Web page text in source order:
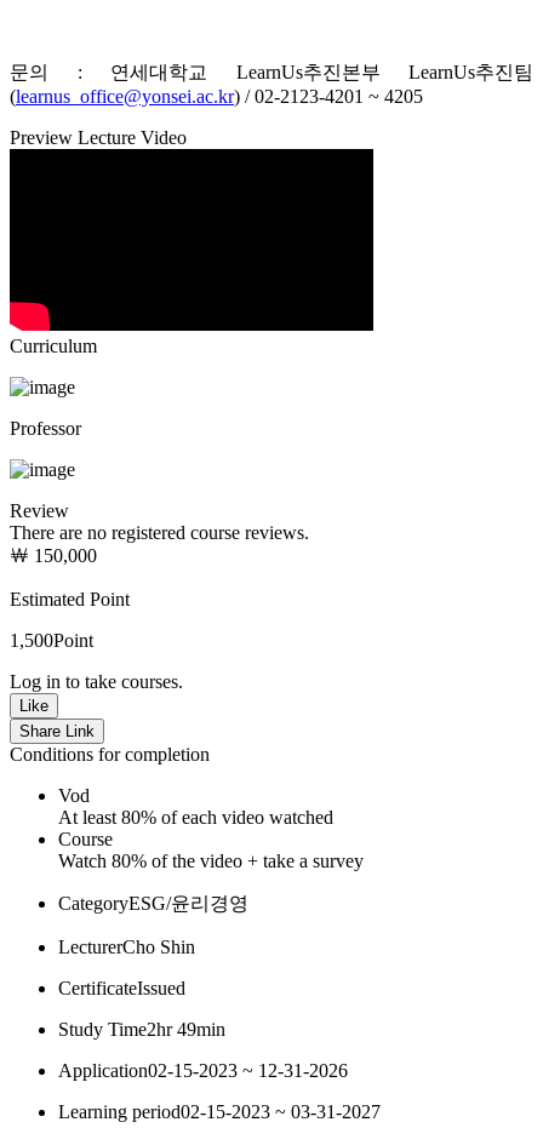
문의 : 연세대학교 LearnUs추진본부 LearnUs추진팀
(learnus_office@yonsei.ac.kr) / 02-2123-4201 ~ 4205
Preview Lecture Video
Curriculum
Professor
Review
There are no registered course reviews.
￦ 150,000
Estimated Point
1,500Point
Log in to take courses.
Like
Share Link
Conditions for completion
Vod
At least 80% of each video watched
Course
Watch 80% of the video + take a survey
CategoryESG/윤리경영
LecturerCho Shin
CertificateIssued
Study Time2hr 49min
Application02-15-2023 ~ 12-31-2026
Learning period02-15-2023 ~ 03-31-2027